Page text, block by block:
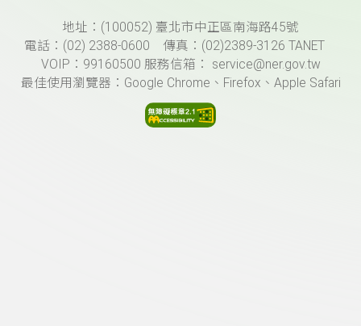
頁尾資訊地址：(100052) 臺北市中正區南海路45號
電話：(02) 2388-0600 傳真：(02)2389-3126 TANET
VOIP：99160500 服務信箱： service@ner.gov.tw
最佳使用瀏覽器：Google Chrome、Firefox、Apple Safari